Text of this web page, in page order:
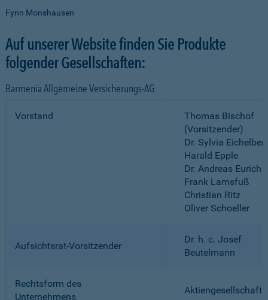
Fynn Monshausen
Auf unserer Website finden Sie Produkte
folgender Gesellschaften:
Barmenia Allgemeine Versicherungs-AG
Vorstand
Thomas Bischof
(Vorsitzender)
Dr. Sylvia
Harald Epple
Dr. Andreas Eurich
Frank Lamsfuß
Christian Ritz
Oliver Schoeller
Aufsichtsrat-Vorsitzender
Dr. h. c. Josef
Beutelmann
Rechtsform des
Unternehmens
Aktiengesellschaft